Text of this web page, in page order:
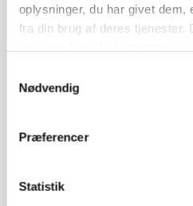
oplysninger, du har givet dem,
fra din brug af deres tjenester.
Nødvendig
Præferencer
Statistik
Prisgab på 20 kroner pr.
presser markedet